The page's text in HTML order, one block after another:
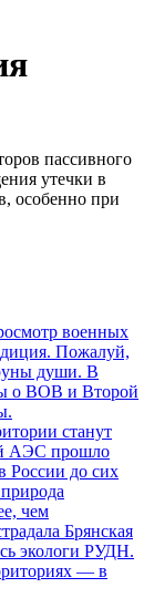
пассивного
утечки в
особенно при
военных
Пожалуй,
души. В
о ВОВ и Второй
станут
АЭС прошло
России до сих
чем
Брянская
экологи РУДН.
— в